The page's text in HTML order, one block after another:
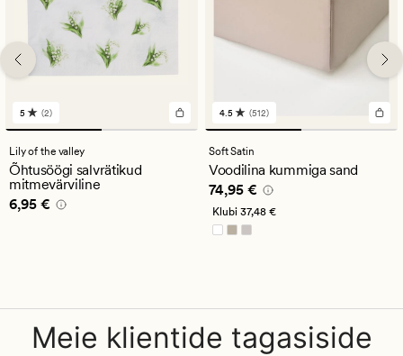
2
arvustust
keskmise
hinnanguga
5
5 (2)
Lily of the valley
Õhtusöögi salvrätikud
mitmevärviline
Pris_ee 6,95 €
6,95 €
512
arvustust
keskmise
hinnanguga
4.5
4.5 (512)
Soft Satin
Voodilina kummiga sand
Pris_ee 74,95 €
74,95 €
Klubi 37,48 €
Meie klientide tagasiside